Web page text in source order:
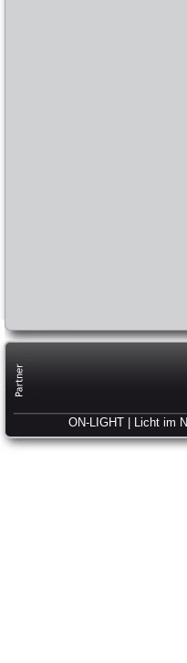
ON-LIGHT | Licht im